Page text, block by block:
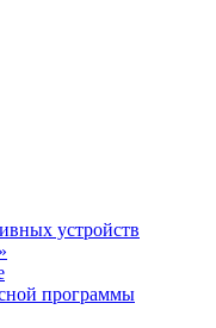
устройств
программы